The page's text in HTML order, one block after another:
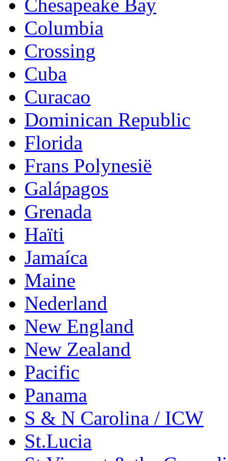
Chesapeake Bay
Columbia
Crossing
Cuba
Curacao
Dominican Republic
Florida
Frans Polynesië
Galápagos
Grenada
Haïti
Jamaíca
Maine
Nederland
New England
New Zealand
Pacific
Panama
S & N Carolina / ICW
St.Lucia